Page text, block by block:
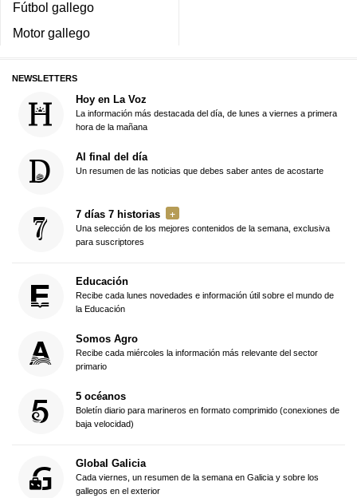
Fútbol gallego
Motor gallego
NEWSLETTERS
Hoy en La Voz
La información más destacada del día, de lunes a viernes a primera
hora de la mañana
Al final del día
Un resumen de las noticias que debes saber antes de acostarte
7 días 7 historias
Una selección de los mejores contenidos de la semana, exclusiva
para suscriptores
Educación
Recibe cada lunes novedades e información útil sobre el mundo de
la Educación
Somos Agro
Recibe cada miércoles la información más relevante del sector
primario
5 océanos
Boletín diario para marineros en formato comprimido (conexiones de
baja velocidad)
Global Galicia
Cada viernes, un resumen de la semana en Galicia y sobre los
gallegos en el exterior